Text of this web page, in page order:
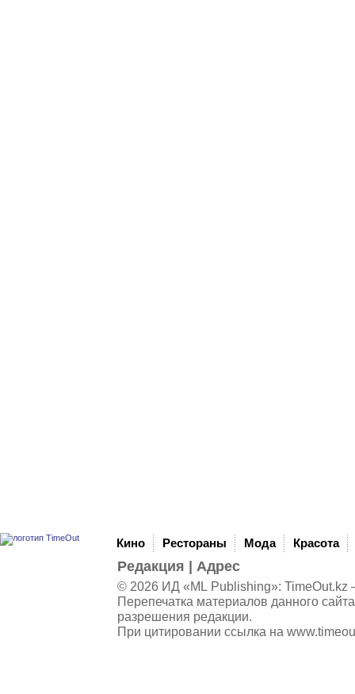
Кино Рестораны Мода Красота
Редакция Адрес
© 2026 ИД «ML Publishing»: TimeOut.kz
Перепечатка материалов данного
разрешения редакции.
При цитировании ссылка на